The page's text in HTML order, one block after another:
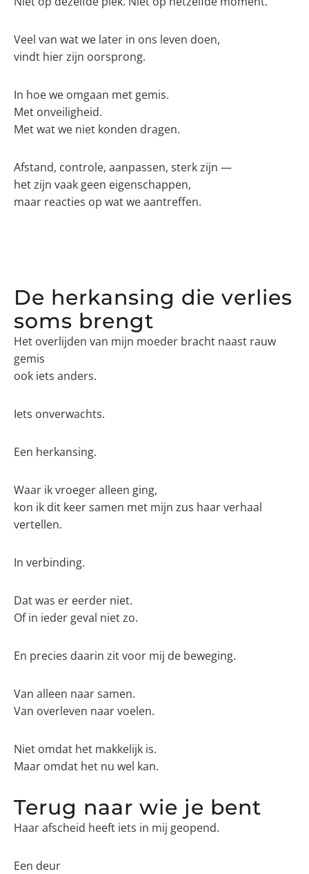
Veel van wat we later in ons leven doen,
vindt hier zijn oorsprong.
In hoe we omgaan met gemis.
Met onveiligheid.
Met wat we niet konden dragen.
Afstand, controle, aanpassen, sterk zijn —
het zijn vaak geen eigenschappen,
maar reacties op wat we aantreffen.
De herkansing die verlies
soms brengt
Het overlijden van mijn moeder bracht naast rauw
gemis
ook iets anders.
Iets onverwachts.
Een herkansing.
Waar ik vroeger alleen ging,
kon ik dit keer samen met mijn zus haar verhaal
vertellen.
In verbinding.
Dat was er eerder niet.
Of in ieder geval niet zo.
En precies daarin zit voor mij de beweging.
Van alleen naar samen.
Van overleven naar voelen.
Niet omdat het makkelijk is.
Maar omdat het nu wel kan.
Terug naar wie je bent
Haar afscheid heeft iets in mij geopend.
Een deur